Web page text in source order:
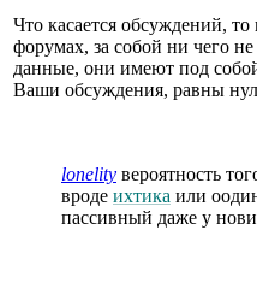
Что касается обсуждений,
форумах, за собой ни чего
данные, они имеют под
Ваши обсуждения, равны
lonelity вероятность
вроде ихтика или
пассивный даже у